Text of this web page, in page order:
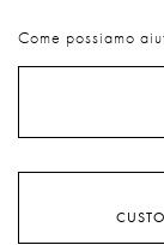
Come possiamo